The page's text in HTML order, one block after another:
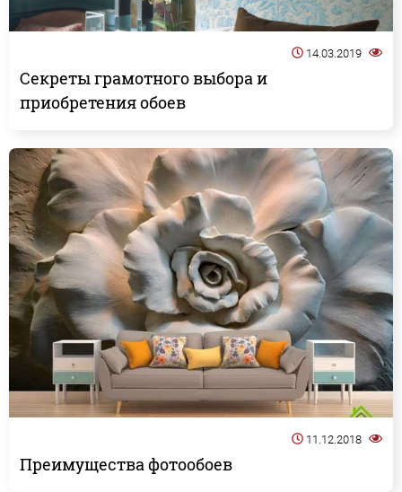
14.03.2019
Секреты грамотного выбора и
приобретения обоев
11.12.2018
Преимущества фотообоев